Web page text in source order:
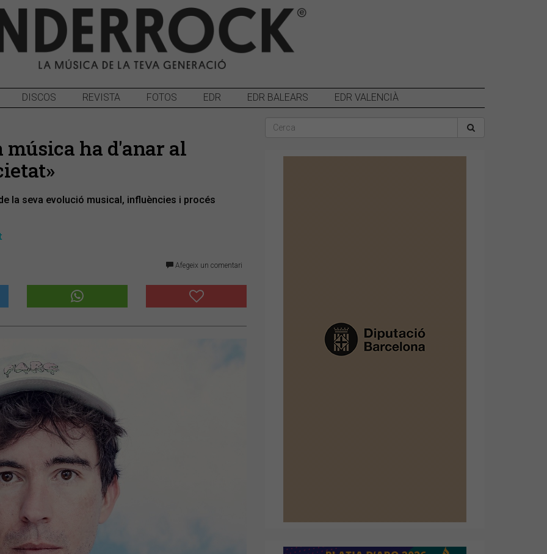
DISCOS REVISTA FOTOS EDR EDR BALEARS EDR VALENCIÀ
música ha d'anar al
la seva evolució musical, influències i procés
Afegeix un comentari